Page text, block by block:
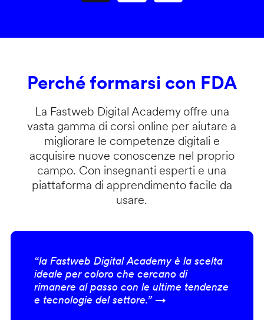
Perché formarsi con FDA
La Fastweb Digital Academy offre una
vasta gamma di corsi online per aiutare a
migliorare le competenze digitali e
acquisire nuove conoscenze nel proprio
campo. Con insegnanti esperti e una
piattaforma di apprendimento facile da
usare.
“la Fastweb Digital Academy è la scelta
ideale per coloro che cercano di
rimanere al passo con le ultime tendenze
e tecnologie del settore.” →